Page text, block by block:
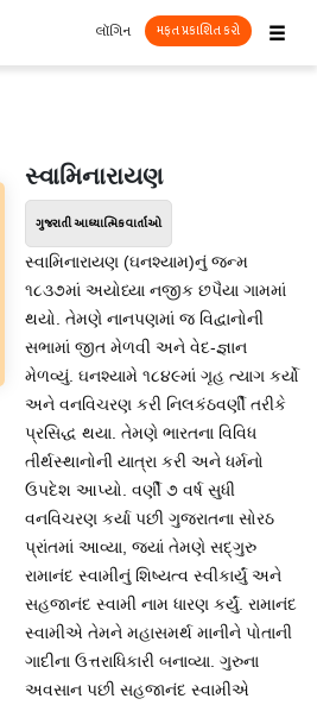
☰
લૉગિન મફત પ્રકાશિત કરો
સ્વામિનારાયણ
ગુજરાતી આધ્યાત્મિક વાર્તાઓ
સ્વામિનારાયણ (ઘનશ્યામ)નું જન્મ
૧૮૩૭માં અયોધ્યા નજીક છપૈયા ગામમાં
થયો. તેમણે નાનપણમાં જ વિદ્વાનોની
સભામાં જીત મેળવી અને વેદ-જ્ઞાન
મેળવ્યું. ઘનશ્યામે ૧૮૪૯માં ગૃહ ત્યાગ કર્યો
અને વનવિચરણ કરી નિલકંઠવર્ણી તરીકે
પ્રસિદ્ધ થયા. તેમણે ભારતના વિવિધ
તીર્થસ્થાનોની યાત્રા કરી અને ધર્મનો
ઉપદેશ આપ્યો. વર્ણી ૭ વર્ષ સુધી
વનવિચરણ કર્યા પછી ગુજરાતના સોરઠ
પ્રાંતમાં આવ્યા, જ્યાં તેમણે સદ્ગુરુ
રામાનંદ સ્વામીનું શિષ્યત્વ સ્વીકાર્યું અને
સહજાનંદ સ્વામી નામ ધારણ કર્યું. રામાનંદ
સ્વામીએ તેમને મહાસમર્થ માનીને પોતાની
ગાદીના ઉત્તરાધિકારી બનાવ્યા. ગુરુના
અવસાન પછી સહજાનંદ સ્વામીએ